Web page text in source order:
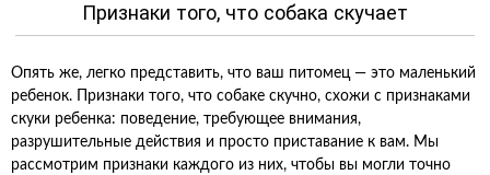
Признаки того, что собака скучает
Опять же, легко представить, что ваш питомец — это маленький
ребенок. Признаки того, что собаке скучно, схожи с признаками
скуки ребенка: поведение, требующее внимания,
разрушительные действия и просто приставание к вам. Мы
рассмотрим признаки каждого из них, чтобы вы могли точно